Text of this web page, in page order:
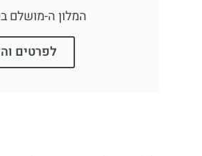
המלון ה-מושלם
לפרטים